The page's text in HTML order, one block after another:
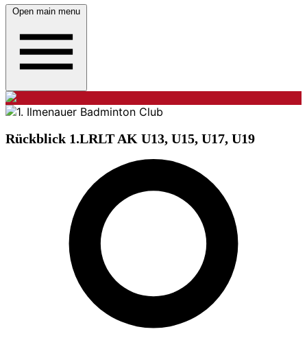
Open main menu
Rückblick 1.LRLT AK U13, U15, U17, U19